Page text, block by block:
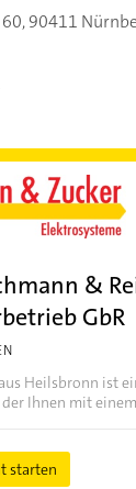
90411
&
GbR
Heilsbronn ist
Ihnen mit
starten